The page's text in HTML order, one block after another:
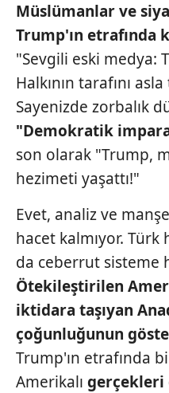
Müslümanlar ve
Trump'ın etrafında
"Sevgili eski medya:
Halkının tarafını
Sayenizde zorbalık
"Demokratik
son olarak "Trump,
hezimeti yaşattı!"
Evet, analiz ve
hacet kalmıyor. Türk
da ceberrut sisteme
Ötekileştirilen
iktidara taşıyan
çoğunluğunun
Trump'ın etrafında
Amerikalı gerçekleri